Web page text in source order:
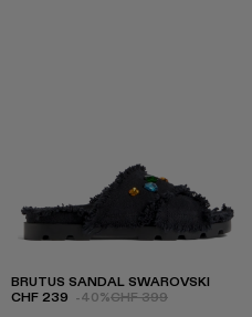
BRUTUS SANDAL SWAROVSKI
CHF 239 -40%CHF 399